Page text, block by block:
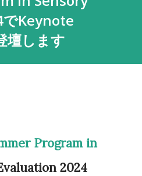
Keynote
壇します
Program in
2024